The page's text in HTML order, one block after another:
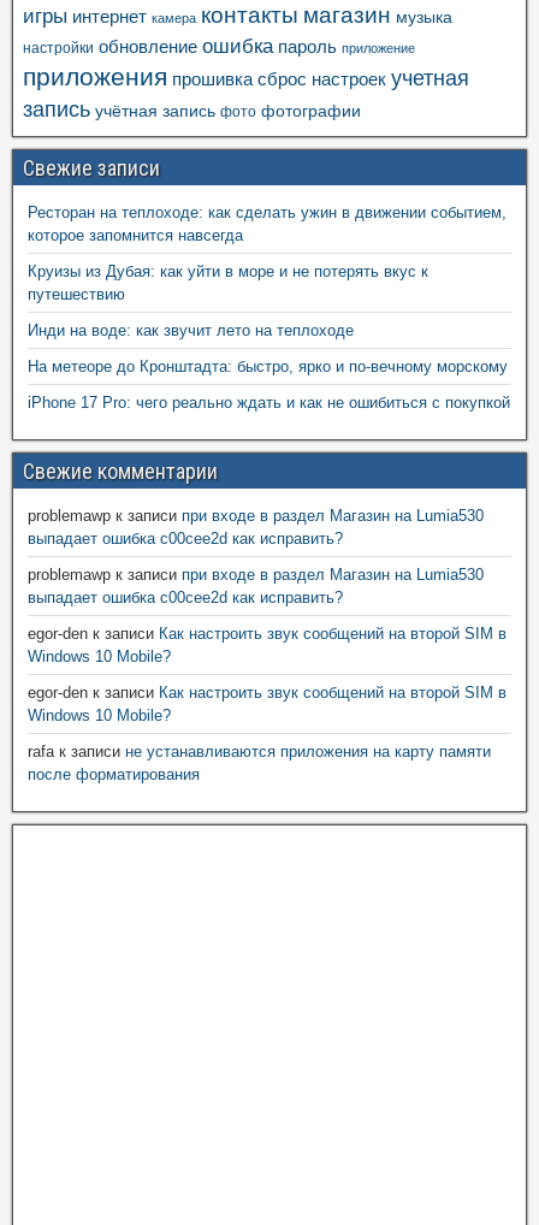
игры интернет камера контакты магазин музыка
настройки обновление ошибка пароль приложение
приложения прошивка сброс настроек учетная
запись учётная запись фото фотографии
Свежие записи
Ресторан на теплоходе: как сделать ужин в движении событием,
которое запомнится навсегда
Круизы из Дубая: как уйти в море и не потерять вкус к
путешествию
Инди на воде: как звучит лето на теплоходе
На метеоре до Кронштадта: быстро, ярко и по-вечному морскому
iPhone 17 Pro: чего реально ждать и как не ошибиться с покупкой
Свежие комментарии
problemawp к записи при входе в раздел Магазин на Lumia530
выпадает ошибка c00cee2d как исправить?
problemawp к записи при входе в раздел Магазин на Lumia530
выпадает ошибка c00cee2d как исправить?
egor-den к записи Как настроить звук сообщений на второй SIM в
Windows 10 Mobile?
egor-den к записи Как настроить звук сообщений на второй SIM в
Windows 10 Mobile?
rafaк записи не устанавливаются приложения на карту памяти
после форматирования